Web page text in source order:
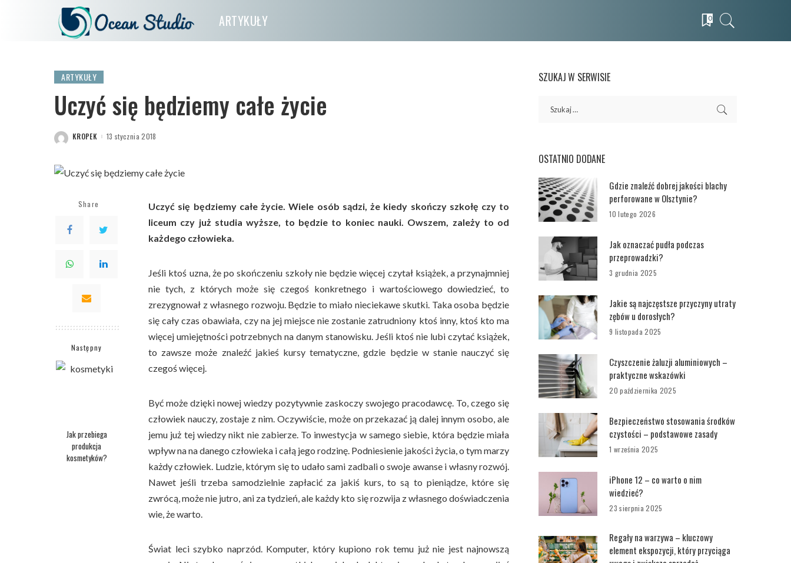
ARTYKUŁY 0
ARTYKUŁY
Uczyć się będziemy całe życie
POSTED
KROPEK 13 stycznia 2018
Share
Następny
Jak przebiega
produkcja
kosmetyków?
Uczyć się będziemy całe życie. Wiele osób sądzi, że kiedy skończy szkołę czy to
liceum czy już studia wyższe, to będzie to koniec nauki. Owszem, zależy to od
każdego człowieka.
Jeśli ktoś uzna, że po skończeniu szkoły nie będzie więcej czytał książek, a przynajmniej
nie tych, z których może się czegoś konkretnego i wartościowego dowiedzieć, to
zrezygnował z własnego rozwoju. Będzie to miało nieciekawe skutki. Taka osoba będzie
się cały czas obawiała, czy na jej miejsce nie zostanie zatrudniony ktoś inny, ktoś kto ma
więcej umiejętności potrzebnych na danym stanowisku. Jeśli ktoś nie lubi czytać książek,
to zawsze może znaleźć jakieś kursy tematyczne, gdzie będzie w stanie nauczyć się
czegoś więcej.
Być może dzięki nowej wiedzy pozytywnie zaskoczy swojego pracodawcę. To, czego się
człowiek nauczy, zostaje z nim. Oczywiście, może on przekazać ją dalej innym osobo, ale
jemu już tej wiedzy nikt nie zabierze. To inwestycja w samego siebie, która będzie miała
wpływ na na danego człowieka i całą jego rodzinę. Podniesienie jakości życia, o tym marzy
każdy człowiek. Ludzie, którym się to udało sami zadbali o swoje awanse i własny rozwój.
Nawet jeśli trzeba samodzielnie zapłacić za jakiś kurs, to są to pieniądze, które się
zwrócą, może nie jutro, ani za tydzień, ale każdy kto się rozwija z własnego doświadczenia
wie, że warto.
Świat leci szybko naprzód. Komputer, który kupiono rok temu już nie jest najnowszą
SZUKAJ W SERWISIE
OSTATNIO DODANE
Gdzie znaleźć dobrej jakości blachy
perforowane w Olsztynie?
10 lutego 2026
Jak oznaczać pudła podczas
przeprowadzki?
3 grudnia 2025
Jakie są najczęstsze przyczyny utraty
zębów u dorosłych?
9 listopada 2025
Czyszczenie żaluzji aluminiowych –
praktyczne wskazówki
20 października 2025
Bezpieczeństwo stosowania środków
czystości – podstawowe zasady
1 września 2025
iPhone 12 – co warto o nim
wiedzieć?
23 sierpnia 2025
Regały na warzywa – kluczowy
element ekspozycji, który przyciąga